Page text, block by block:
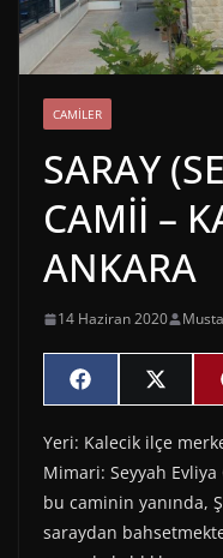
CAMILER
SARAY
CAMİİ –
ANKARA
14 Haziran 2020
Share
on
F
a
e
b
o
o
k
Share
on
X
(
w
i
t
t
e
r
Yeri: Kalecik ilçe
Mimari: Seyyah Evliya
bu caminin yanında,
saraydan